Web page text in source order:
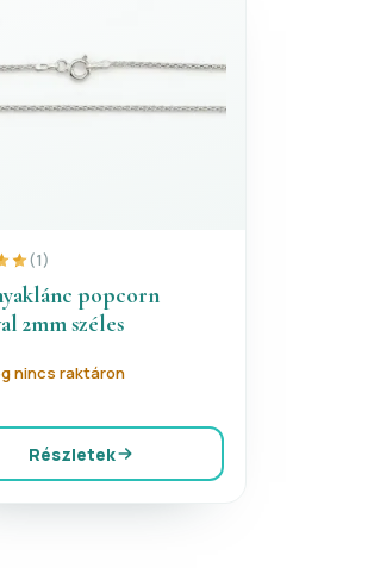
(1)
popcorn
2mm széles
nincs raktáron
Részletek